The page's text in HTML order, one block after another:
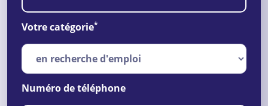
Votre catégorie*
Numéro de téléphone